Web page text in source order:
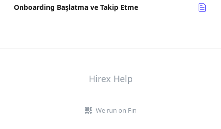
Onboarding Başlatma ve Takip Etme
Hirex Help
We run on Fin